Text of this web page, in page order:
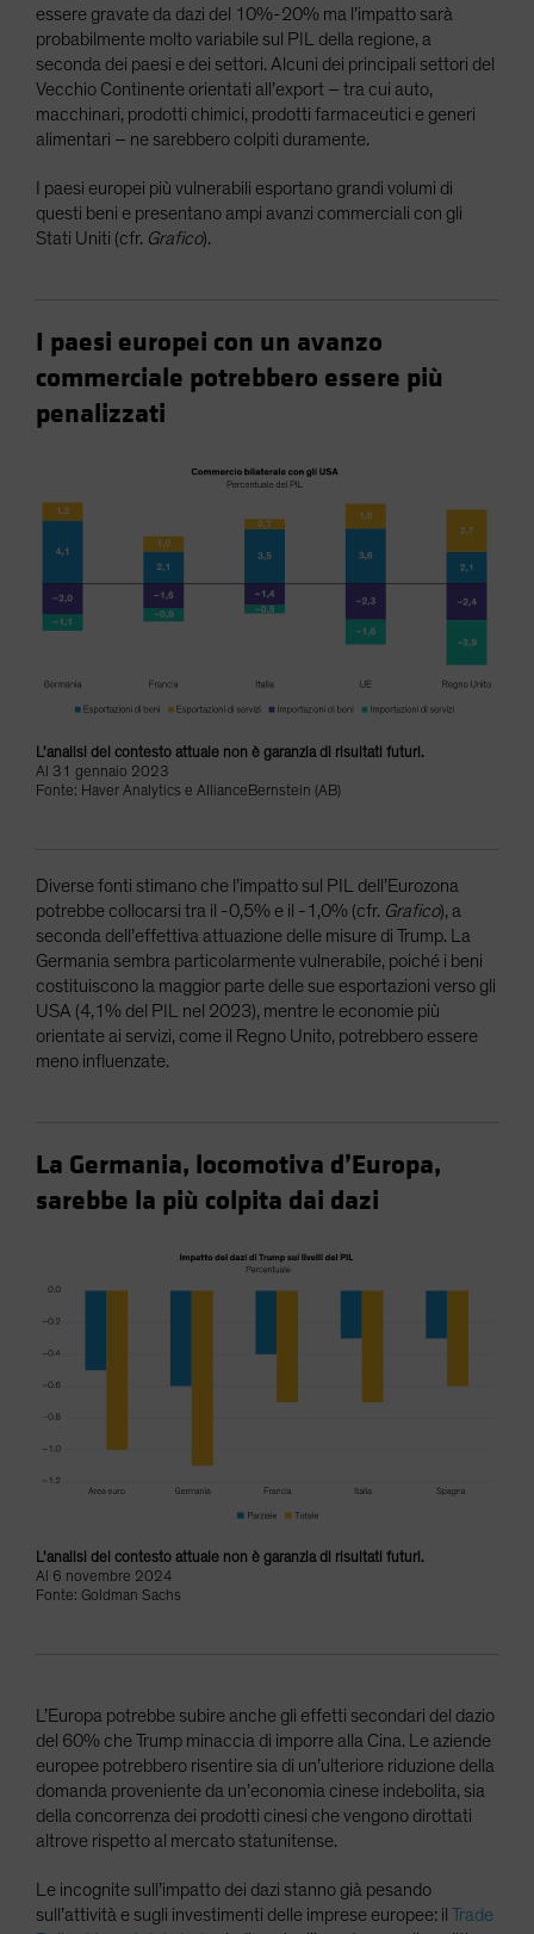
essere gravate da dazi del 10%-20% ma l’impatto sarà
probabilmente molto variabile sul PIL della regione, a
seconda dei paesi e dei settori. Alcuni dei principali settori del
Vecchio Continente orientati all’export – tra cui auto,
macchinari, prodotti chimici, prodotti farmaceutici e generi
alimentari – ne sarebbero colpiti duramente.
I paesi europei più vulnerabili esportano grandi volumi di
questi beni e presentano ampi avanzi commerciali con gli
Stati Uniti (cfr. Grafico).
I paesi europei con un avanzo
commerciale potrebbero essere più
penalizzati
L’analisi del contesto attuale non è garanzia di risultati futuri.
Al 31 gennaio 2023
Fonte: Haver Analytics e AllianceBernstein (AB)
Diverse fonti stimano che l’impatto sul PIL dell’Eurozona
potrebbe collocarsi tra il -0,5% e il -1,0% (cfr. Grafico), a
seconda dell’effettiva attuazione delle misure di Trump. La
Germania sembra particolarmente vulnerabile, poiché i beni
costituiscono la maggior parte delle sue esportazioni verso gli
USA (4,1% del PIL nel 2023), mentre le economie più
orientate ai servizi, come il Regno Unito, potrebbero essere
meno influenzate.
La Germania, locomotiva d’Europa,
sarebbe la più colpita dai dazi
L’analisi del contesto attuale non è garanzia di risultati futuri.
Al 6 novembre 2024
Fonte: Goldman Sachs
L’Europa potrebbe subire anche gli effetti secondari del dazio
del 60% che Trump minaccia di imporre alla Cina. Le aziende
europee potrebbero risentire sia di un’ulteriore riduzione della
domanda proveniente da un’economia cinese indebolita, sia
della concorrenza dei prodotti cinesi che vengono dirottati
altrove rispetto al mercato statunitense.
Le incognite sull’impatto dei dazi stanno già pesando
sull’attività e sugli investimenti delle imprese europee: il Trade